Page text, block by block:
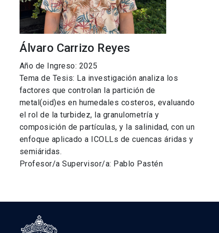
Álvaro Carrizo Reyes
Año de Ingreso: 2025
Tema de Tesis: La investigación analiza los
factores que controlan la partición de
metal(oid)es en humedales costeros, evaluando
el rol de la turbidez, la granulometría y
composición de partículas, y la salinidad, con un
enfoque aplicado a ICOLLs de cuencas áridas y
semiáridas.
Profesor/a Supervisor/a: Pablo Pastén